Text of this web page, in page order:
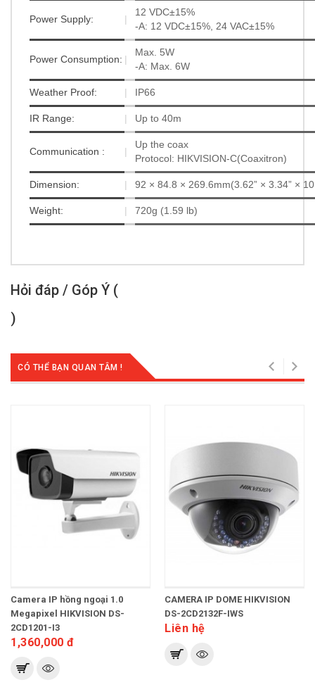
Power Supply: |
12 VDC±15%
-A: 12 VDC±15%, 24 VAC±15%
Power Consumption: |
Max. 5W
-A: Max. 6W
Weather Proof: | IP66
IR Range: | Up to 40m
Communication : |
Up the coax
Protocol: HIKVISION-C(Coaxitron)
Dimension: | 92 × 84.8 × 269.6mm(3.62” × 3.34” ×
Weight: | 720g (1.59 lb)
Hỏi đáp / Góp Ý (
)
CÓ THỂ BẠN QUAN TÂM !
Camera IP hồng ngoại 1.0
Megapixel HIKVISION DS-
2CD1201-I3
1,360,000 đ
CAMERA IP DOME HIKVISION
DS-2CD2132F-IWS
Liên hệ